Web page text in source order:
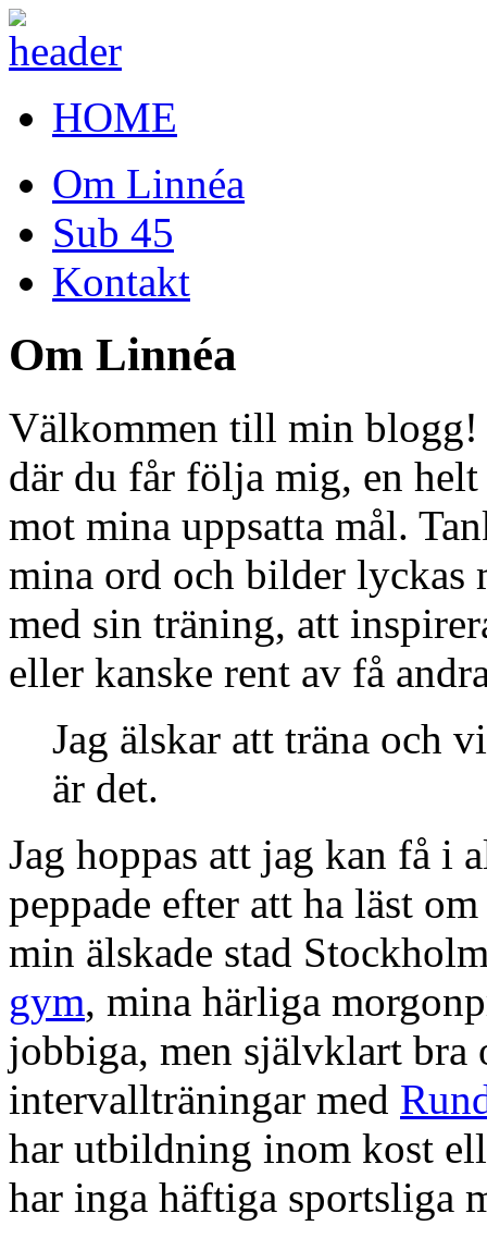
HOME
Om Linnéa
Sub 45
Kontakt
Om Linnéa
Välkommen till min blogg!
där du får följa mig, en
mot mina uppsatta mål.
mina ord och bilder lyckas
med sin träning, att
eller kanske rent av få
Jag älskar att träna och
är det.
Jag hoppas att jag kan få i
peppade efter att ha läst
min älskade stad
gym, mina härliga
jobbiga, men självklart bra
intervallträningar med
har utbildning inom kost
har inga häftiga sportsliga